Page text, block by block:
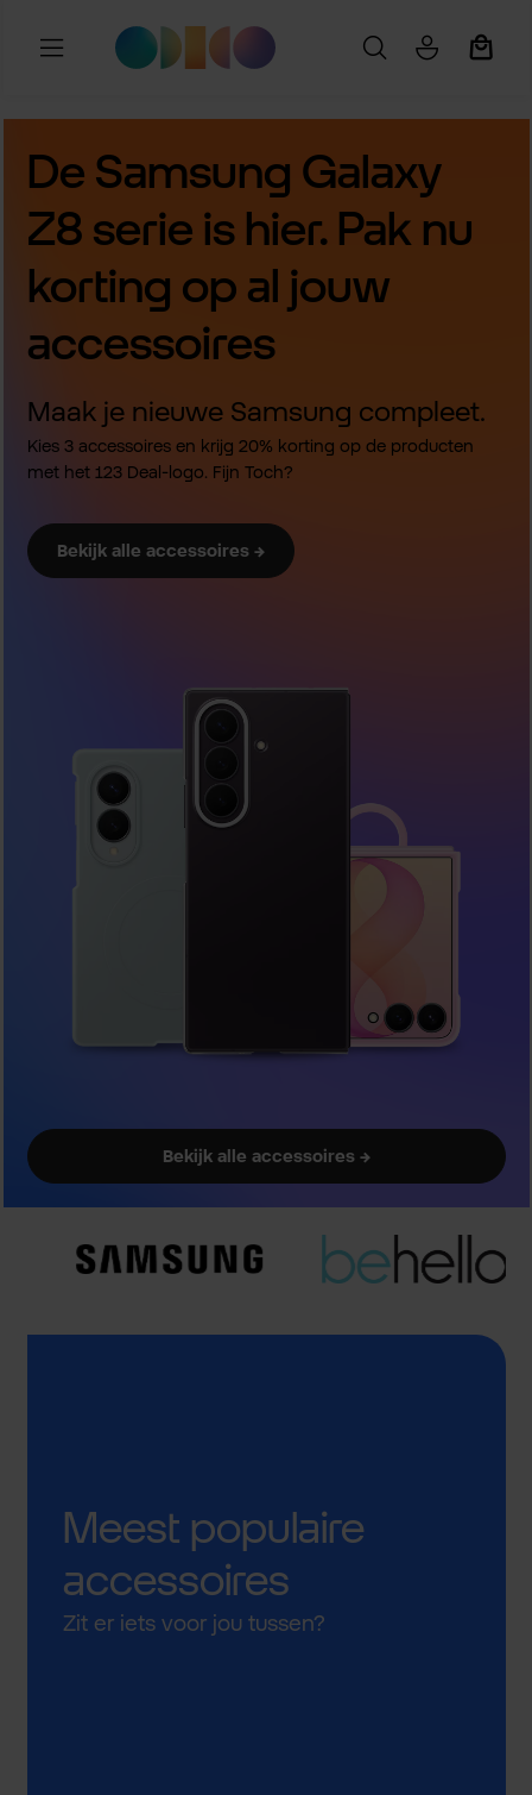
Ga naar de hoofdinhoud
De Samsung Galaxy
Z8 serie is hier. Pak nu
korting op al jouw
accessoires
Maak je nieuwe Samsung compleet.
Kies 3 accessoires en krijg 20% korting op de producten
met het 123 Deal-logo. Fijn Toch?
Bekijk alle accessoires →
Bekijk alle accessoires →
Meest populaire
accessoires
Zit er iets voor jou tussen?